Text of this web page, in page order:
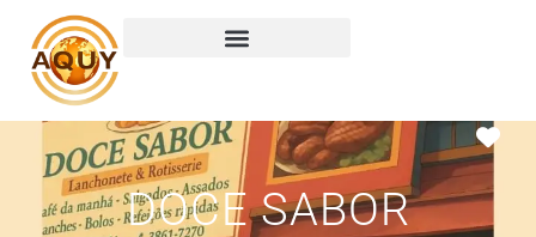
DOCE SABOR